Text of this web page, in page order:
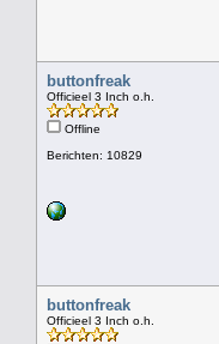
buttonfreak
Officieel 3 Inch o.h.
Offline
Berichten: 10829
buttonfreak
Officieel 3 Inch o.h.